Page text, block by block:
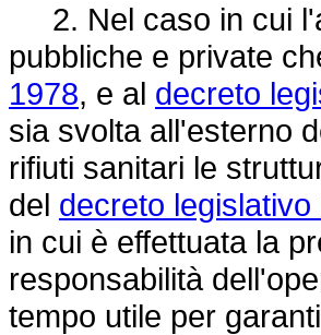
2. Nel caso in cui
pubbliche e private
1978, e al decreto
sia svolta all'esterno
rifiuti sanitari le
del decreto
in cui è effettuata la
responsabilità
tempo utile per